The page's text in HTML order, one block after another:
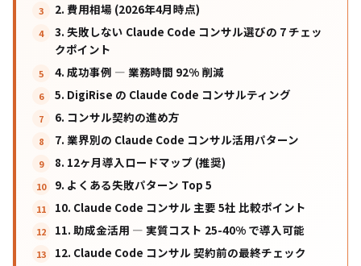
2. 費用相場 (2026年4月時点)
3. 失敗しない Claude Code コンサル選びの 7 チェッ
クポイント
4. 成功事例 — 業務時間 92% 削減
5. DigiRise の Claude Code コンサルティング
6. コンサル契約の進め方
7. 業界別の Claude Code コンサル活用パターン
8. 12ヶ月導入ロードマップ (推奨)
9. よくある失敗パターン Top 5
10. Claude Code コンサル 主要 5社 比較ポイント
11. 助成金活用 — 実質コスト 25-40% で導入可能
12. Claude Code コンサル 契約前の最終チェック